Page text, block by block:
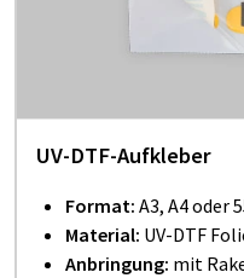
UV-DTF-Aufkleber
Format: A3, A4 oder
Material: UV-DTF
Anbringung: mit